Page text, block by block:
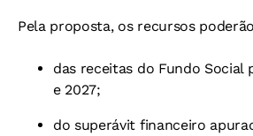
Pela proposta, os recursos
das receitas do Fundo Social
e 2027;
do superávit financeiro